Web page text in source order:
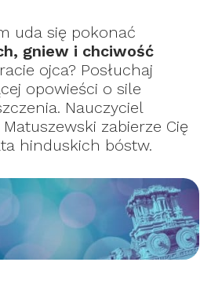
uda się pokonać
gniew i chciwość
ojca? Posłuchaj
opowieści o sile
Nauczyciel
zabierze Cię
hinduskich bóstw.